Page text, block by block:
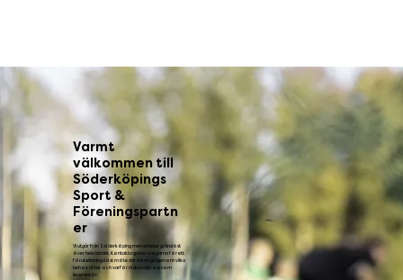
Varmt
välkommen till
Söderköpings
Sport &
Föreningspartn
er
Vi utgår från Söderköping men arbetar gränslöst
över hela landet. Kontakta gärna oss gärna för ett
förutsättningslöst möte där vi kan gå igenom vilka
behov ni har och varför ni ska välja oss som
leverantör.